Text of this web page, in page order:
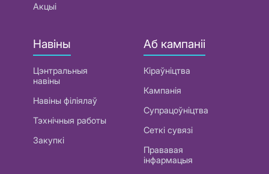
Акцыі
Навіны
Цэнтральныя
навіны
Навіны філіялаў
Тэхнічныя работы
Закупкі
Аб кампаніі
Кіраўніцтва
Кампанія
Супрацоўніцтва
Сеткі сувязі
Прававая
інфармацыя